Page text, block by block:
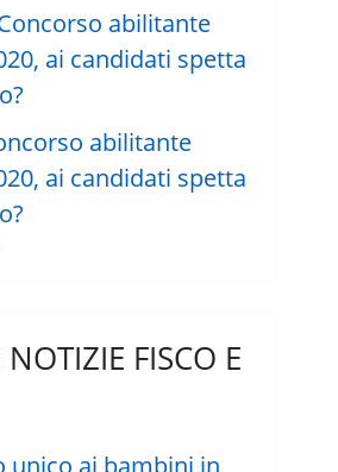
abilitante
ai candidati spetta
FISCO E